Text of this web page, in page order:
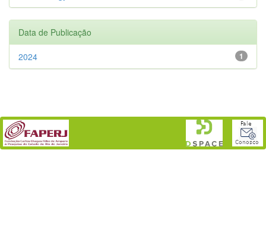
Data de Publicação
1
2024